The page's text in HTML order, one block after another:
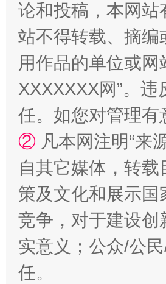
扯下公款旅游的“隐身衣”
论和投稿，本网
站不得转载、摘
用作品的单位或
XXXXXXX网”。
任。如您对管理
② 凡本网注明“来
自其它媒体，转
策及文化和展示
竞争，对于建设
实意义；公众/公
任。